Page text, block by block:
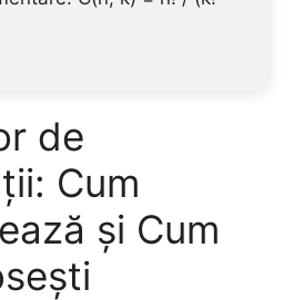
de
Cum
și Cum